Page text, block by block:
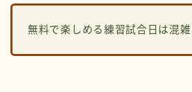
無料で楽しめる練習試合日は混雑